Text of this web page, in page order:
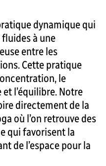
dynamique qui
à une
entre les
Cette pratique
le
l’équilibre. Notre
directement de la
où l’on retrouve des
qui favorisent la
de l’espace pour la